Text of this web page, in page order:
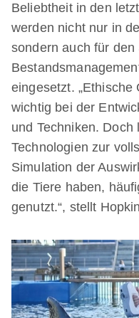
Beliebtheit in den
werden nicht nur in
sondern auch für
eingesetzt.
wichtig bei der
und Techniken.
Technologien zur
Simulation der
die Tiere haben,
genutzt.“, stellt